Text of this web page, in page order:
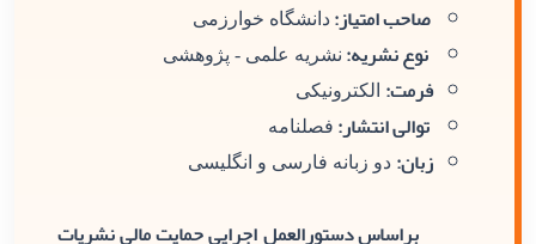
صاحب امتیاز: دانشگاه خوارزمی
نوع نشریه: نشریه علمی - پژوهشی
فرمت: الکترونیکی
توالی انتشار: فصلنامه
زبان: دو زبانه فارسی و انگلیسی
براساس دستورالعمل اجرایی حمایت مالی نشریات